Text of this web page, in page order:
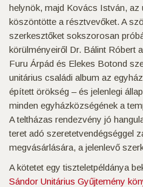
helynök, majd Kovács István, az
köszöntötte a résztvevőket. A
szerkesztőket sokszorosan
körülményeiről Dr. Bálint Róbert
Furu Árpád és Elekes Botond
unitárius családi album az
épített örökség – és jelenlegi
minden egyházközségének a
A teltházas rendezvény jó
teret adó szeretetvendégséggel
megvásárlására, a jelenlevő
A kötetet egy tiszteletpéldánya
Sándor Unitárius Gyűjtemény